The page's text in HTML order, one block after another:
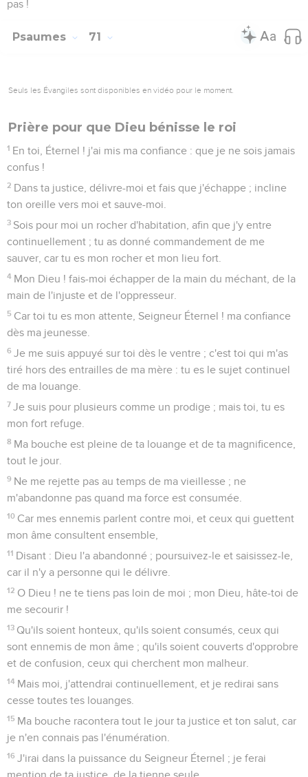
14 Mais moi, j'attendrai continuellement, et je redirai sans
15
Ma bouche racontera tout le jour ta justice et ton salut, car
O Dieu ! tu m'as enseigné dès ma jeunesse ; et jusqu'ici j'ai
annoncé tes merveilles.
18 Et aussi, jusqu'à la vieillesse et aux cheveux blancs, ô
Dieu ! ne m'abandonne pas, jusqu'à ce que j'annonce ton
bras à cette génération, ta puissance à tous ceux qui
viendront.
19 Et ta justice, ô Dieu ! est haut élevée. Toi qui as fait de
grandes choses, ô Dieu ! qui est comme toi ?
20 Toi qui nous as fait voir de nombreuses et amères
détresses, tu nous redonneras la vie, et tu nous feras
remonter hors des profondeurs de la terre.
21 Tu multiplieras ma grandeur, et tu te tourneras, tu me
consoleras.
22
Aussi, mon Dieu, je te célébrerai avec le luth, je louerai ta
vérité ; je chanterai tes louanges avec la harpe, ô Saint
d'Israël !
23
Mes lèvres, et mon âme, que tu as rachetée, exulteront
quand je chanterai tes louanges.
24 Ma langue aussi redira tout le jour ta justice ; car ils seront
honteux, car ils seront confondus, ceux qui cherchent mon
malheur.
72
Seuls les Évangiles sont disponibles en vidéo pour le moment.
Quand tout semble réussir aux méchants
Il jugera ton peuple en justice, et tes affligés avec droiture.
3 Les montagnes porteront la paix au peuple, et les coteaux,
-par la justice.
4 Il fera justice aux affligés du peuple, il sauvera les fils du
pauvre, et il brisera l'oppresseur.
5 Ils te craindront, de génération en génération, tant que
dureront le soleil et la lune.